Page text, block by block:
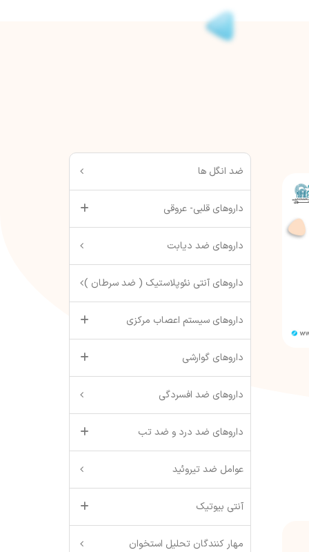
ضد انگل ها
داروهای قلبی- عروقی
داروهای ضد دیابت
داروهای آنتی نئوپلاستیک ( ضد سرطان )
داروهای سیستم اعصاب مرکزی
داروهای گوارشی
داروهای ضد افسردگی
داروهای ضد درد و ضد تب
عوامل ضد تیروئید
آنتی بیوتیک
مهار کنندگان تحلیل استخوان